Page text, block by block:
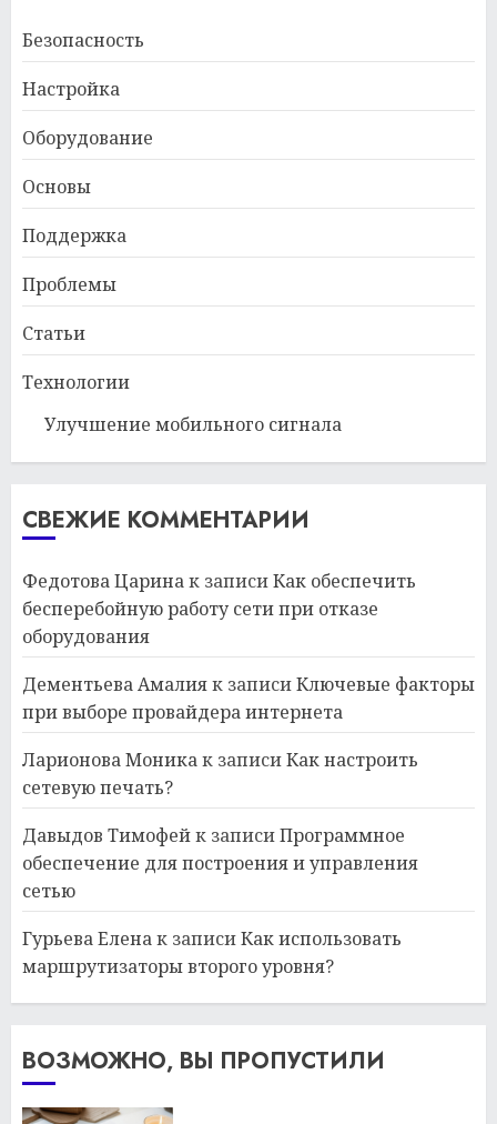
Безопасность
Настройка
Оборудование
Основы
Поддержка
Проблемы
Статьи
Технологии
Улучшение мобильного сигнала
СВЕЖИЕ КОММЕНТАРИИ
Федотова Царинак записиКак обеспечить
бесперебойную работу сети при отказе
оборудования
Дементьева Амалияк записиКлючевые факторы
при выборе провайдера интернета
Ларионова Моникак записиКак настроить
сетевую печать?
Давыдов Тимофейк записиПрограммное
обеспечение для построения и управления
сетью
Гурьева Еленак записиКак использовать
маршрутизаторы второго уровня?
ВОЗМОЖНО, ВЫ ПРОПУСТИЛИ